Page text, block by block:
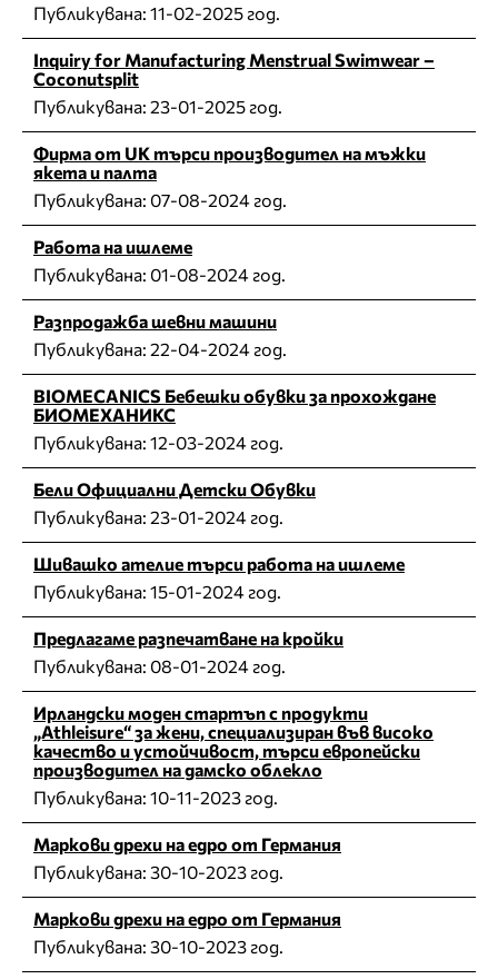
Публикувана: 11-02-2025 год.
Inquiry for Manufacturing Menstrual Swimwear –
Coconutsplit
Публикувана: 23-01-2025 год.
Фирма от UK търси производител на мъжки
якета и палта
Публикувана: 07-08-2024 год.
Работа на ишлеме
Публикувана: 01-08-2024 год.
Разпродажба шевни машини
Публикувана: 22-04-2024 год.
BIOMECANICS Бебешки обувки за прохождане
БИОМЕХАНИКС
Публикувана: 12-03-2024 год.
Бели Официални Детски Обувки
Публикувана: 23-01-2024 год.
Шивашко ателие търси работа на ишлеме
Публикувана: 15-01-2024 год.
Предлагаме разпечатване на кройки
Публикувана: 08-01-2024 год.
Ирландски моден стартъп с продукти
„Athleisure“ за жени, специализиран във високо
качество и устойчивост, търси европейски
производител на дамско облекло
Публикувана: 10-11-2023 год.
Маркови дрехи на едро от Германия
Публикувана: 30-10-2023 год.
Маркови дрехи на едро от Германия
Публикувана: 30-10-2023 год.